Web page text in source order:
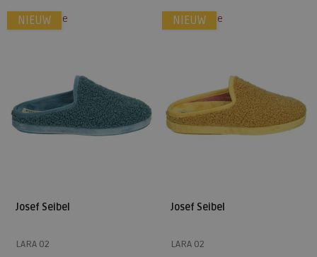
41 42
NIEUW
alleen online
Josef Seibel
LARA 02
NIEUW
alleen online
Josef Seibel
LARA 02